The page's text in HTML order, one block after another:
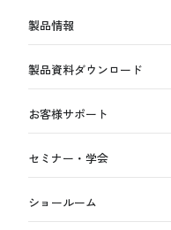
製品情報
製品資料ダウンロード
お客様サポート
セミナー・学会
ショールーム